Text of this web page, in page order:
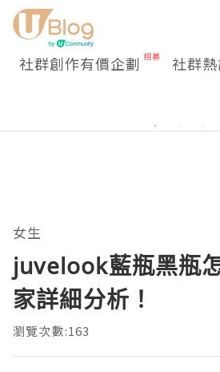
社群創作有價企劃 社群
女生
juvelook藍瓶黑瓶
家詳細分析！
瀏覽次數:163